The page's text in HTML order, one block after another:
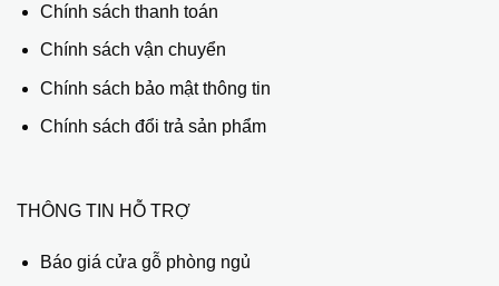
Chính sách thanh toán
Chính sách vận chuyển
Chính sách bảo mật thông tin
Chính sách đổi trả sản phẩm
THÔNG TIN HỖ TRỢ
Báo giá cửa gỗ phòng ngủ